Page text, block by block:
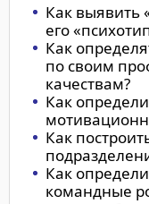
Как выявить
его
Как
по своим
качествам?
Как
Как
Как
командные